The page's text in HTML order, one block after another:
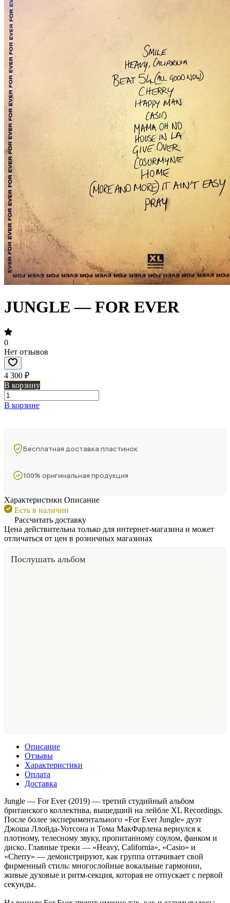
JUNGLE — FOR EVER
0
Нет отзывов
4 300 ₽
В корзину
В корзине
Бесплатная доставка пластинок
100% оригинальная продукция
Характеристики Описание
Есть в наличии
Рассчитать доставку
Цена действительна только для интернет-магазина и может
отличаться от цен в розничных магазинах
Послушать альбом
Описание
Отзывы
Характеристики
Оплата
Доставка
Jungle — For Ever (2019) — третий студийный альбом
британского коллектива, вышедший на лейбле XL Recordings.
После более экспериментального «For Ever Jungle» дуэт
Джоша Ллойда-Уотсона и Тома МакФарлена вернулся к
плотному, телесному звуку, пропитанному соулом, фанком и
диско. Главные треки — «Heavy, California», «Casio» и
«Cherry» — демонстрируют, как группа оттачивает свой
фирменный стиль: многослойные вокальные гармонии,
живые духовые и ритм-секция, которая не отпускает с первой
секунды.